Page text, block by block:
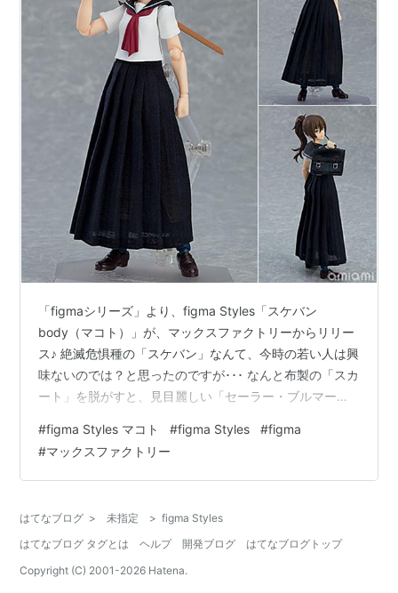
「figmaシリーズ」より、figma Styles「スケバン
body（マコト）」が、マックスファクトリーからリリー
ス♪ 絶滅危惧種の「スケバン」なんて、今時の若い人は興
味ないのでは？と思ったのですが･･･ なんと布製の「スカ
ート」を脱がすと、見目麗しい「セーラー・ブルマー」
「マスク顔」「メンチ顔」が付属ｗ 残念ながら桜の代紋
入り「ヨーヨー」は付属しませんが、「木刀」と「薄い
カバン」がセット♪ フィギュアのサイズは、ノンスケール
称略） figma styles『スケバンbody（マコ…
#figma Styles マコト #figma Styles #figma
#マックスファクトリー
はてなブログ > 未指定 > figma Styles
はてなブログ タグとは
ヘルプ 開発ブログ
はてなブログトップ
Copyright (C) 2001-2026 Hatena.